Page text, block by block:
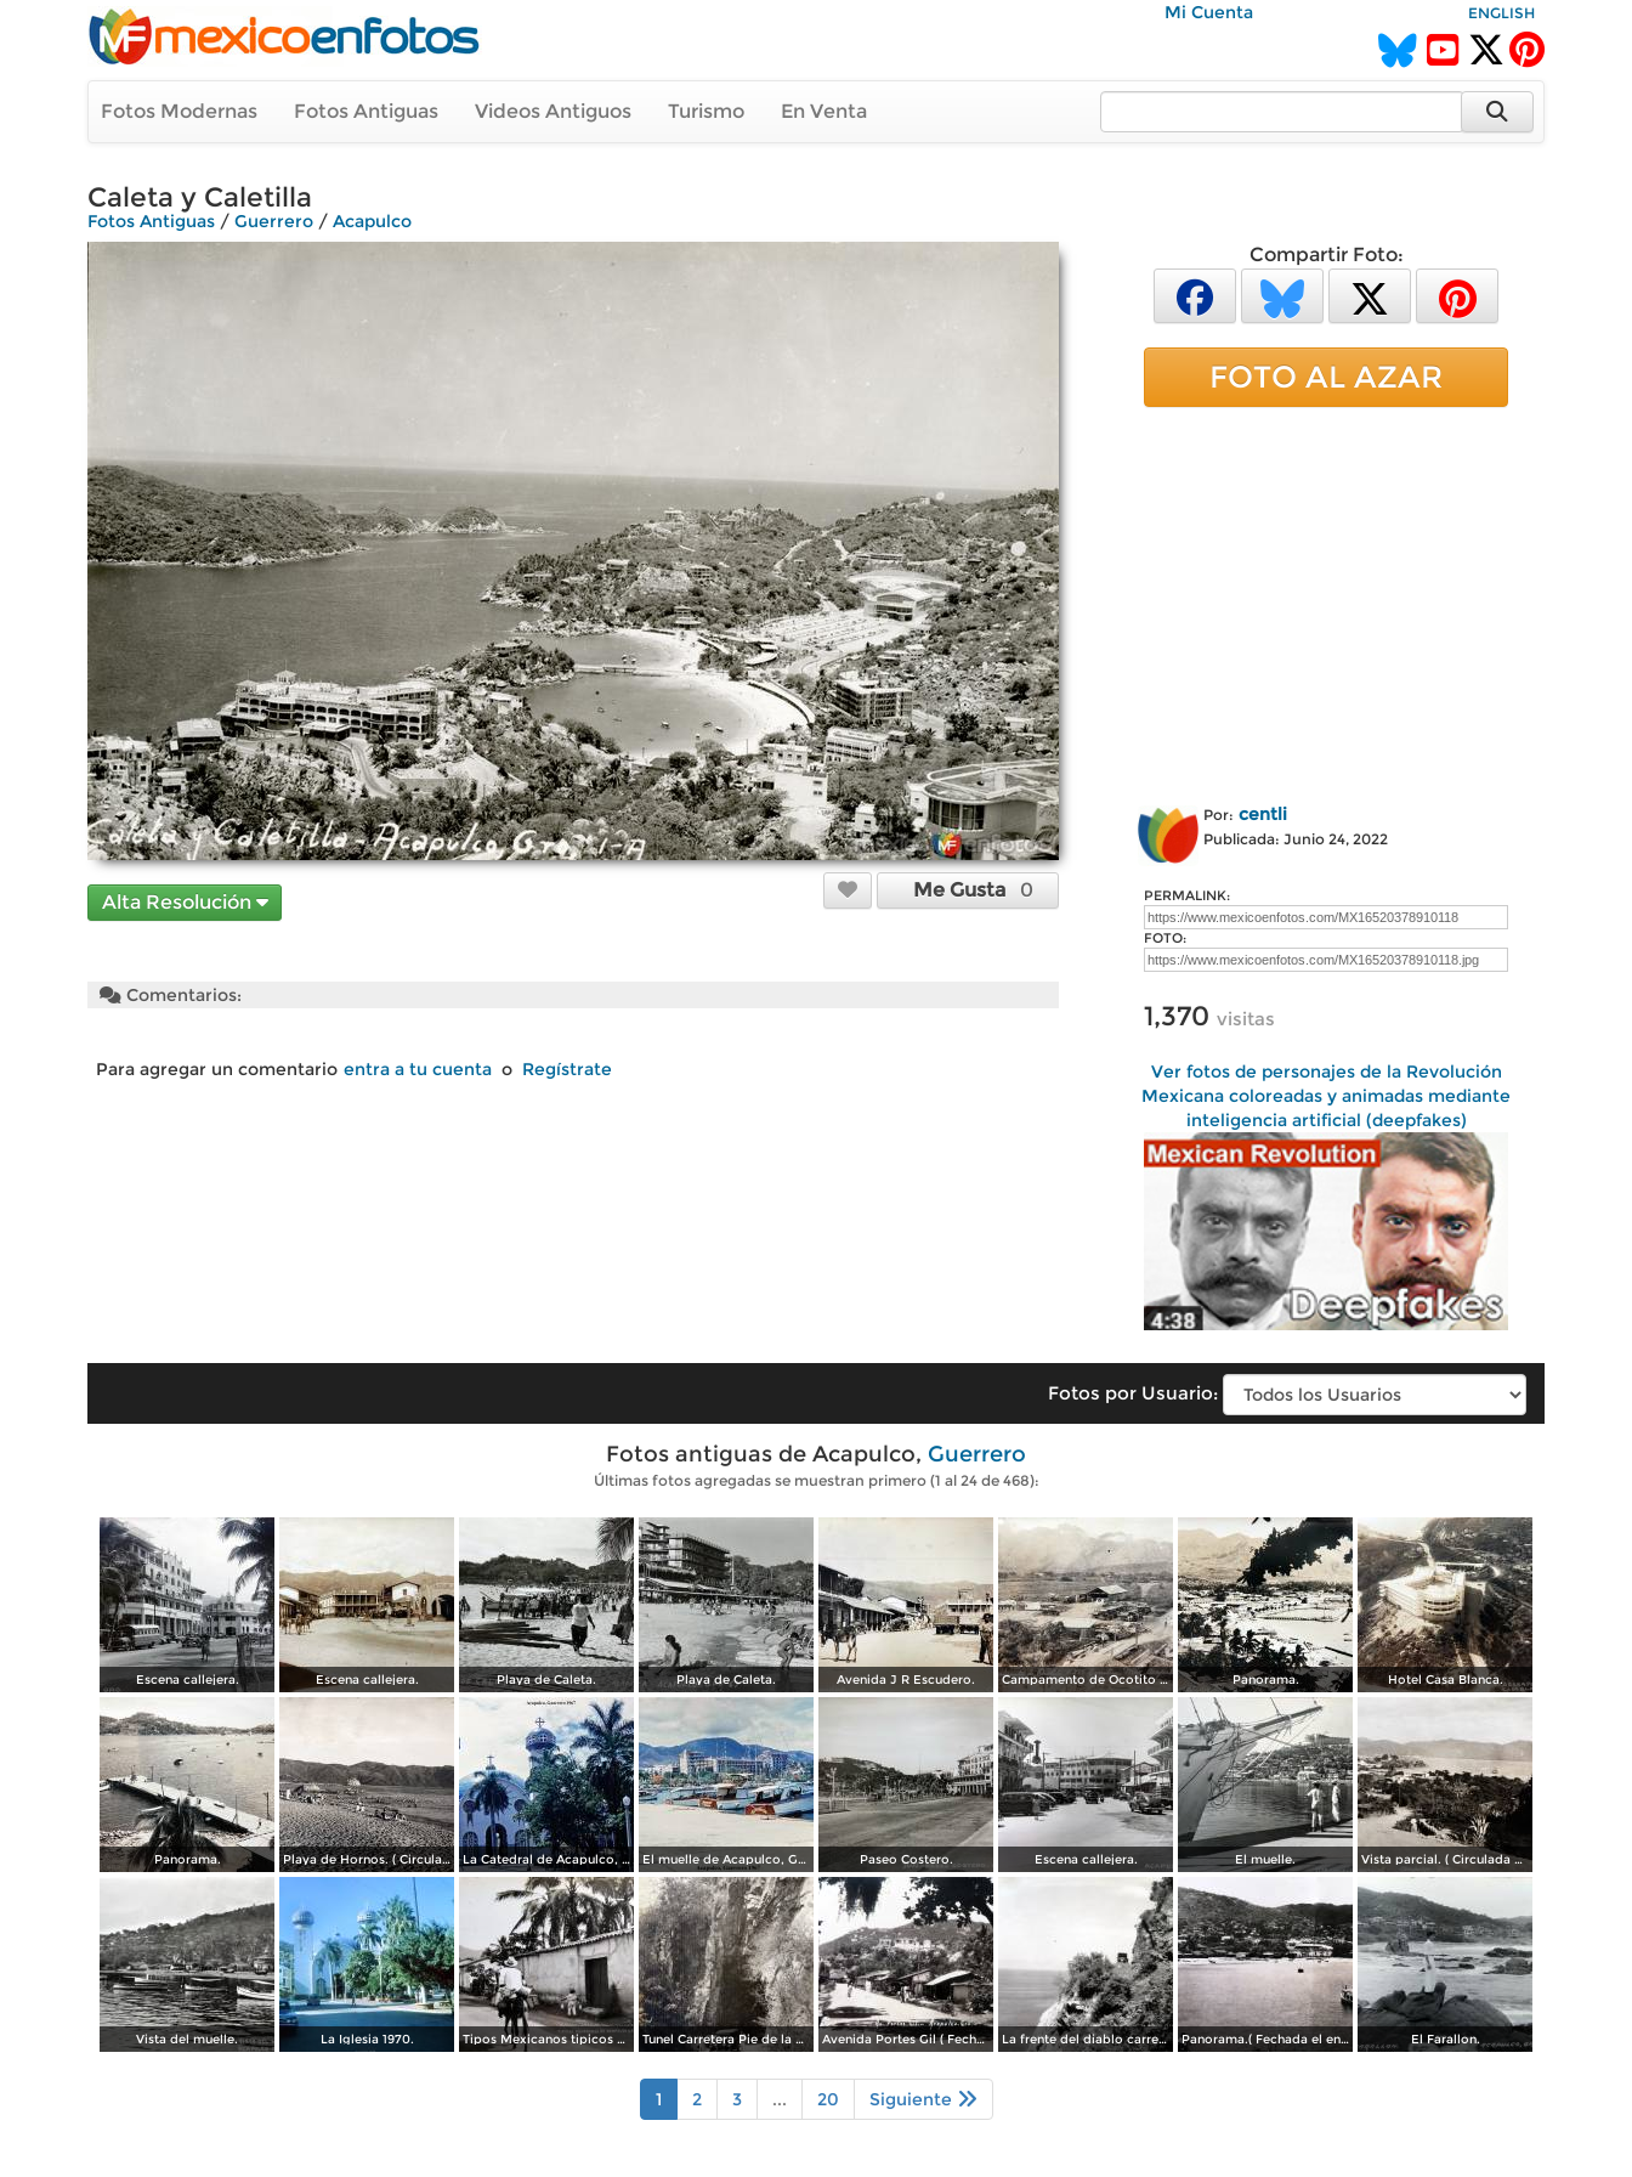
Mi Cuenta ENGLISH
Fotos Modernas Fotos Antiguas Videos Antiguos Turismo En Venta
Caleta y Caletilla
Fotos Antiguas / Guerrero / Acapulco
Alta Resolución
Me Gusta 0
Comentarios:
Para agregar un comentario entra a tu cuenta o Regístrate
Compartir Foto:
FOTO AL AZAR
Por: centli
Publicada: Junio 24, 2022
PERMALINK:
FOTO:
1,370 visitas
Ver fotos de personajes de la Revolución
Mexicana coloreadas y animadas mediante
inteligencia artificial (deepfakes)
Fotos por Usuario:
Fotos antiguas de Acapulco, Guerrero
Últimas fotos agregadas se muestran primero (1 al 24 de 468):
Escena callejera. Escena callejera. Playa de Caleta. Playa de Caleta. Avenida J R Escudero. Campamento de Ocotito Carretera de Mexico-Acapulco. Panorama. Hotel Casa Blanca.
Panorama. Playa de Hornos. ( Circulada el 21 de Marzo de 1940 ). La Catedral de Acapulco, Guerrero 1967. El muelle de Acapulco, Guerrero 1967. Paseo Costero. Escena callejera. El muelle. Vista parcial. ( Circulada el 23 de Mayo de 1935 ).
Vista del muelle. La Iglesia 1970. Tipos Mexicanos tipicos aguadores.. Tunel Carretera Pie de la Cuesta Acapulco . Avenida Portes Gil ( Fechada el en 1931 ). La frente del diablo carretera Acapulo a Pie de La Cuesta ( Fechada el en 1931 ). Panorama.( Fechada el en 1931 ). El Farallon.
1 2 3 ... 20 Siguiente